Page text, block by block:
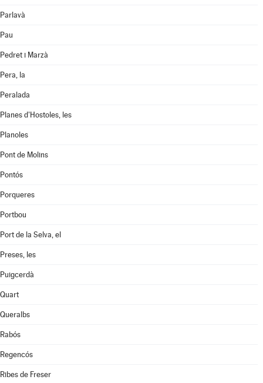
Parlavà
Pau
Pedret i Marzà
Pera, la
Peralada
Planes d'Hostoles, les
Planoles
Pont de Molins
Pontós
Porqueres
Portbou
Port de la Selva, el
Preses, les
Puigcerdà
Quart
Queralbs
Rabós
Regencós
Ribes de Freser